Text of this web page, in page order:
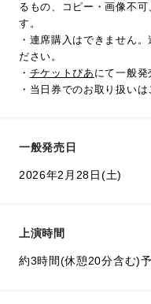
るもの、コピー・画像不
す。
・連席購入はできません
ださい。
・ チケットぴあ にて一般発
・当日券でのお取り扱いは
一般発売日
2026年2月28日(土)
上演時間
約3時間(休憩20分含む)